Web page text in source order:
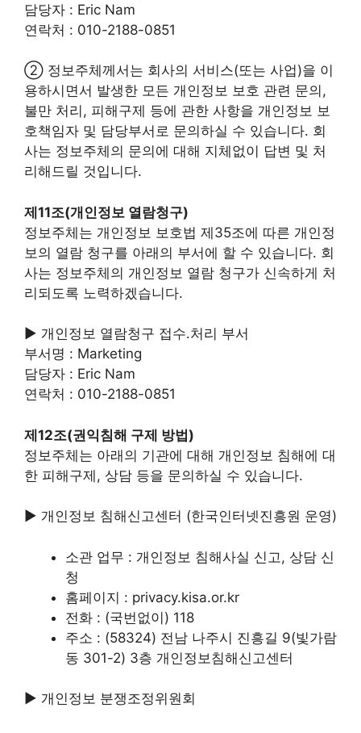
담당자 : Eric Nam
연락처 : 010-2188-0851
② 정보주체께서는 회사의 서비스(또는 사업)을 이
용하시면서 발생한 모든 개인정보 보호 관련 문의,
불만 처리, 피해구제 등에 관한 사항을 개인정보 보
호책임자 및 담당부서로 문의하실 수 있습니다. 회
사는 정보주체의 문의에 대해 지체없이 답변 및 처
리해드릴 것입니다.
제11조(개인정보 열람청구)
정보주체는 개인정보 보호법 제35조에 따른 개인정
보의 열람 청구를 아래의 부서에 할 수 있습니다. 회
사는 정보주체의 개인정보 열람 청구가 신속하게 처
리되도록 노력하겠습니다.
▶ 개인정보 열람청구 접수․처리 부서
부서명 : Marketing
담당자 : Eric Nam
연락처 : 010-2188-0851
제12조(권익침해 구제 방법)
정보주체는 아래의 기관에 대해 개인정보 침해에 대
한 피해구제, 상담 등을 문의하실 수 있습니다.
▶ 개인정보 침해신고센터 (한국인터넷진흥원 운영)
소관 업무 : 개인정보 침해사실 신고, 상담 신
청
홈페이지 : privacy.kisa.or.kr
전화 : (국번없이) 118
주소 : (58324) 전남 나주시 진흥길 9(빛가람
동 301-2) 3층 개인정보침해신고센터
▶ 개인정보 분쟁조정위원회